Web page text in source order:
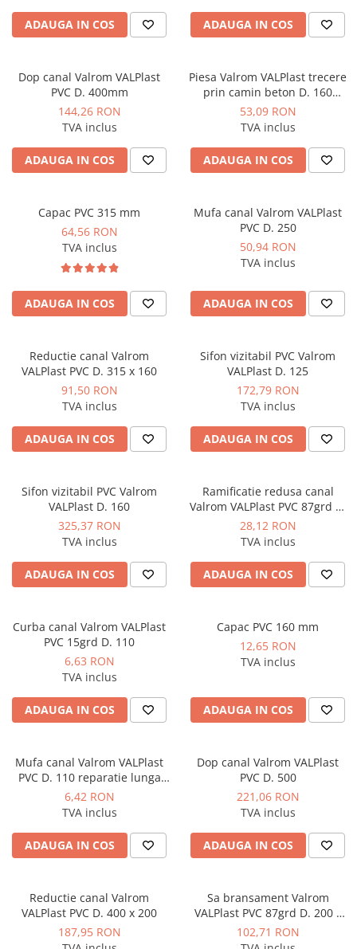
Rooftop-uri pentru racire si
Dulapuri pentru climatizare
Unitati motocondensante
Sisteme evaporative de climatizare
Ventilatoare pentru baie
Ventilatoare pentru tubulatura
Recuperatoare de caldura
Accesorii echipamente de
ventilatie si climatizare
Alimentare cu apa
Canalizare exterioara
Canalizare pluviala
Distributie apa
Instalatii de gaz
Tevi PEHD gaz
Vane de gaz si robineti
Aparate sudura si dispozitive gaz
Izolatii tehnice
Izolatii pentru aer conditionat
Izolatii pentru tevi si conducte
Polistiren expandat
Vata minerala bazaltica
automatizare
Grupuri de circulatie
Manometre, presostate si
termostate
Regulatoare electronice
Vane si servomotoare
Termostate pentru ventilo-
convectori
Ventile termice de amestec
ADAUGA IN COS ADAUGA IN COS
Dop canal Valrom VALPlast
PVC D. 400mm
144,26 RON
TVA inclus
ADAUGA IN COS
Piesa Valrom VALPlast trecere
prin camin beton D. 160
L=240mm
53,09 RON
TVA inclus
ADAUGA IN COS
Capac PVC 315 mm
64,56 RON
TVA inclus
ADAUGA IN COS
Mufa canal Valrom VALPlast
PVC D. 250
50,94 RON
TVA inclus
ADAUGA IN COS
Reductie canal Valrom
VALPlast PVC D. 315 x 160
91,50 RON
TVA inclus
ADAUGA IN COS
Sifon vizitabil PVC Valrom
VALPlast D. 125
172,79 RON
TVA inclus
ADAUGA IN COS
Sifon vizitabil PVC Valrom
VALPlast D. 160
325,37 RON
TVA inclus
ADAUGA IN COS
Ramificatie redusa canal
Valrom VALPlast PVC 87grd D.
160 x 110
28,12 RON
TVA inclus
ADAUGA IN COS
Curba canal Valrom VALPlast
PVC 15grd D. 110
6,63 RON
TVA inclus
ADAUGA IN COS
Capac PVC 160 mm
12,65 RON
TVA inclus
ADAUGA IN COS
Mufa canal Valrom VALPlast
PVC D. 110 reparatie lunga
L122
6,42 RON
TVA inclus
ADAUGA IN COS
Dop canal Valrom VALPlast
PVC D. 500
221,06 RON
TVA inclus
ADAUGA IN COS
Reductie canal Valrom
VALPlast PVC D. 400 x 200
187,95 RON
Sa bransament Valrom
VALPlast PVC 87grd D. 200 x
110
102,71 RON